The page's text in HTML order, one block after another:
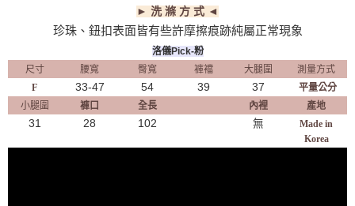
► 洗 滌 方 式 ◄
珍珠、鈕扣表面皆有些許摩擦痕跡純屬正常現象
洛儀Pick-粉
尺寸
腰寬 臀寬 褲襠 大腿圍
測量方式
F
33-47 54 39 37
平量公分
小腿圍
褲口 全長 內裡 產地
31 28 102 無
Made in
Korea